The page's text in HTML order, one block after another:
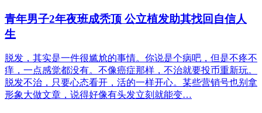
青年男子2年夜班成秃顶 公立植发助其找回自信人
生
脱发，其实是一件很尴尬的事情。你说是个病吧，但是不疼不
痒，一点感觉都没有。不像癌症那样，不治就要投币重新玩。
脱发不治，只要心态看开，活的一样开心。某些营销号也别拿
形象大做文章，说得好像有头发立刻就能变…